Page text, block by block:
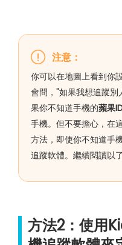
注意：
你可以在地圖上看到你
會問，"如果我想追蹤
果你不知道手機的蘋果
手機。但不要擔心，在
方法，即使你不知道手
追蹤軟體。繼續閱讀以
方法2：使用